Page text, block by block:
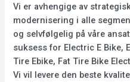
Vi er avhengige av
modernisering i alle
og selvfølgelig på våre
suksess for Electric E Bike,
Tire Ebike, Fat Tire Bike
Vi vil levere den beste